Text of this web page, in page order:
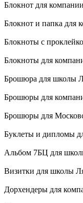
Блокнот для
Блокнот и папка для
Блокноты с
Блокноты для
Брошюра для школы
Брошюры для
Брошюры для
Буклеты и дипломы
Альбом 7БЦ для
Визитки для школы
Дорхендеры для